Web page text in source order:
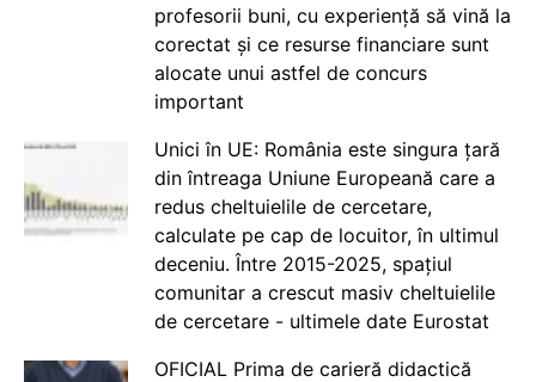
profesorii buni, cu experiență să vină la
corectat și ce resurse financiare sunt
alocate unui astfel de concurs
important
Unici în UE: România este singura țară
din întreaga Uniune Europeană care a
redus cheltuielile de cercetare,
calculate pe cap de locuitor, în ultimul
deceniu. Între 2015-2025, spațiul
comunitar a crescut masiv cheltuielile
de cercetare - ultimele date Eurostat
OFICIAL Prima de carieră didactică